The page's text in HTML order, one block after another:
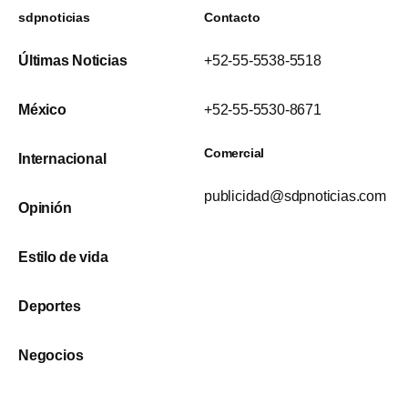
sdpnoticias
Últimas Noticias
México
Internacional
Opinión
Estilo de vida
Deportes
Negocios
Contacto
+52-55-5538-5518
+52-55-5530-8671
Comercial
publicidad@sdpnoticias.com